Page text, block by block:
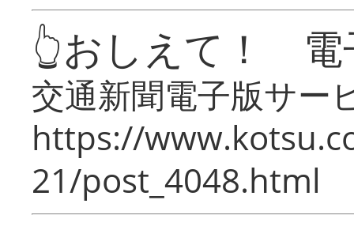
👆おしえて！ 電
交通新聞電子版サー
https://
21/post_4048.html